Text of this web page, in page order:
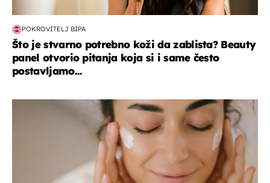
POKROVITELJ BIPA
Što je stvarno potrebno koži da zablista? Beauty
panel otvorio pitanja koja si i same često
postavljamo...
moda & ljepota